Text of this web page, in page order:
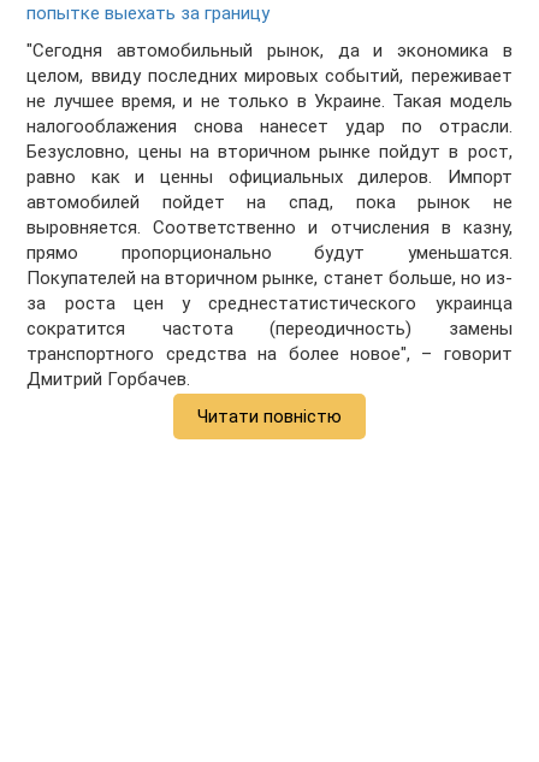
попытке выехать за границу
"Сегодня автомобильный рынок, да и экономика в
целом, ввиду последних мировых событий, переживает
не лучшее время, и не только в Украине. Такая модель
налогооблажения снова нанесет удар по отрасли.
Безусловно, цены на вторичном рынке пойдут в рост,
равно как и ценны официальных дилеров. Импорт
автомобилей пойдет на спад, пока рынок не
выровняется. Соответственно и отчисления в казну,
прямо пропорционально будут уменьшатся.
Покупателей на вторичном рынке, станет больше, но из-
за роста цен у среднестатистического украинца
сократится частота (переодичность) замены
транспортного средства на более новое", – говорит
Дмитрий Горбачев.
Читати повністю